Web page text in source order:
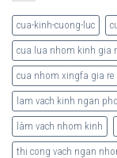
cua-kinh-cuong-luc
cua lua nhom kinh gia
cua nhom xingfa gia re
lam vach kinh ngan
làm vach nhom kinh
thi cong vach ngan